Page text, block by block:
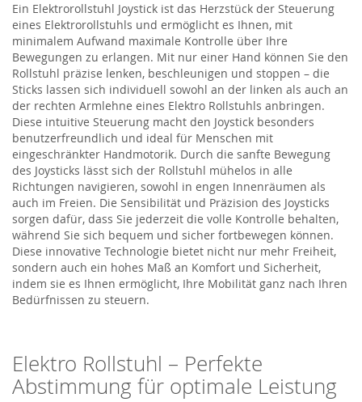
Ein Elektrorollstuhl Joystick ist das Herzstück der Steuerung
eines Elektrorollstuhls und ermöglicht es Ihnen, mit
minimalem Aufwand maximale Kontrolle über Ihre
Bewegungen zu erlangen. Mit nur einer Hand können Sie den
Rollstuhl präzise lenken, beschleunigen und stoppen – die
Sticks lassen sich individuell sowohl an der linken als auch an
der rechten Armlehne eines Elektro Rollstuhls anbringen.
Diese intuitive Steuerung macht den Joystick besonders
benutzerfreundlich und ideal für Menschen mit
eingeschränkter Handmotorik. Durch die sanfte Bewegung
des Joysticks lässt sich der Rollstuhl mühelos in alle
Richtungen navigieren, sowohl in engen Innenräumen als
auch im Freien. Die Sensibilität und Präzision des Joysticks
sorgen dafür, dass Sie jederzeit die volle Kontrolle behalten,
während Sie sich bequem und sicher fortbewegen können.
Diese innovative Technologie bietet nicht nur mehr Freiheit,
sondern auch ein hohes Maß an Komfort und Sicherheit,
indem sie es Ihnen ermöglicht, Ihre Mobilität ganz nach Ihren
Bedürfnissen zu steuern.
Elektro Rollstuhl – Perfekte
Abstimmung für optimale Leistung